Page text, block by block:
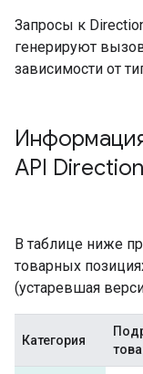
Запросы к
генерируют
зависимости от
API
В таблице ниже
товарных
(устаревшая
Категория